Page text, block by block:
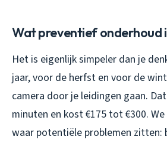
Wat preventief onderhoud
Het is eigenlijk simpeler dan je
jaar, voor de herfst en voor de
camera door je leidingen gaan.
minuten en kost €175 tot €300.
waar potentiële problemen zitten: